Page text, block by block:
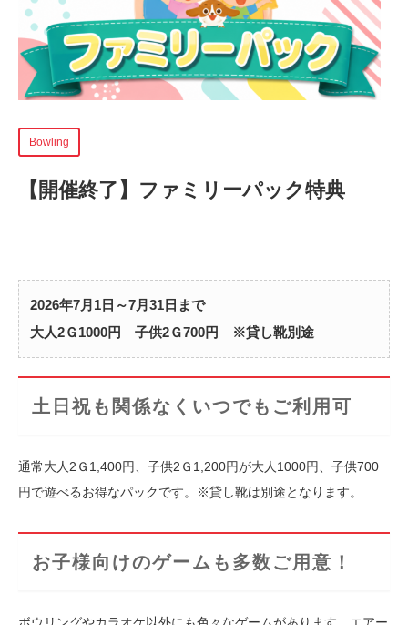
Bowling
【開催終了】 ファミリーパック特典
2026年7月1日～7月31日まで
大人2Ｇ1000円 子供2Ｇ700円 ※貸し靴別途
土日祝も関係なくいつでもご利用可
通常大人2Ｇ1,400円、子供2Ｇ1,200円が大人1000円、子供700
円で遊べるお得なパックです。※貸し靴は別途となります。
お子様向けのゲームも多数ご用意！